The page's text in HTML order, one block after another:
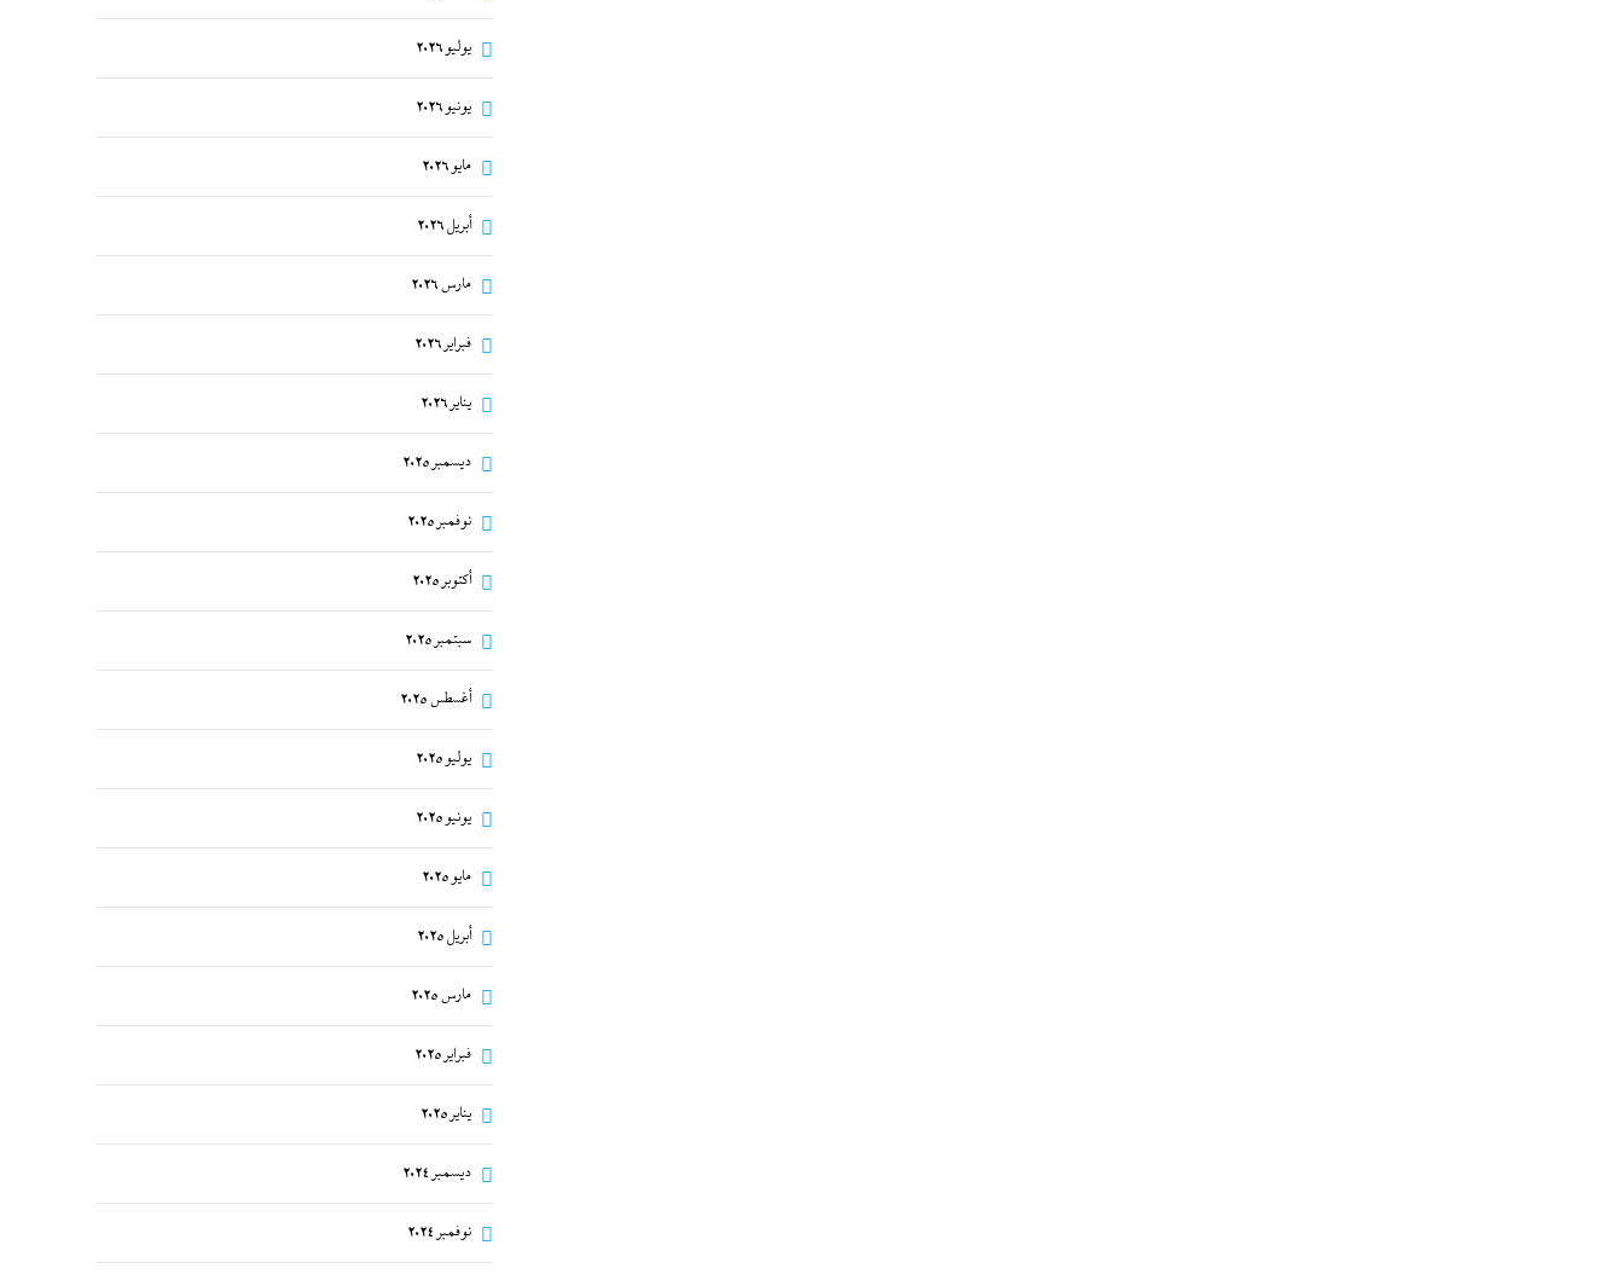
يوليو 2026
يونيو 2026
مايو 2026
أبريل 2026
مارس 2026
فبراير 2026
يناير 2026
ديسمبر 2025
نوفمبر 2025
أكتوبر 2025
سبتمبر 2025
أغسطس 2025
يوليو 2025
يونيو 2025
مايو 2025
أبريل 2025
مارس 2025
فبراير 2025
يناير 2025
ديسمبر 2024
نوفمبر 2024